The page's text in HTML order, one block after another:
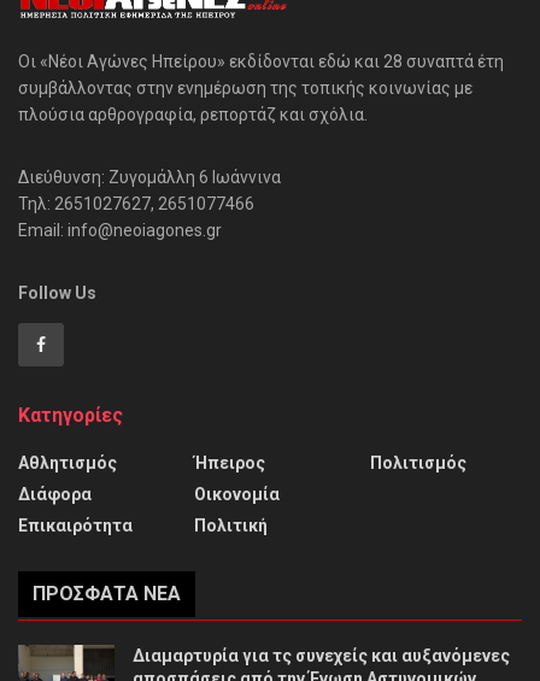
Οι «Νέοι Αγώνες Ηπείρου» εκδίδονται εδώ και 28 συναπτά έτη
συμβάλλοντας στην ενημέρωση της τοπικής κοινωνίας με
πλούσια αρθρογραφία, ρεπορτάζ και σχόλια.
Διεύθυνση: Ζυγομάλλη 6 Ιωάννινα
Τηλ: 2651027627, 2651077466
Email: info@neoiagones.gr
Follow Us
Κατηγορίες
Αθλητισμός
Διάφορα
Επικαιρότητα
Ήπειρος
Οικονομία
Πολιτική
Πολιτισμός
ΠΡΌΣΦΑΤΑ ΝΈΑ
Διαμαρτυρία για τς συνεχείς και αυξανόμενες